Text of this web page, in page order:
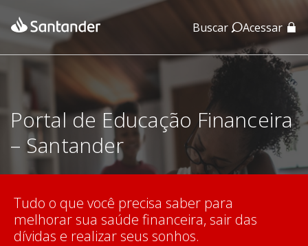
App Santander
App Santander Empresas
Buscar Acessar
Portal de Educação Financeira
– Santander
Tudo o que você precisa saber para
melhorar sua saúde financeira, sair das
dívidas e realizar seus sonhos.